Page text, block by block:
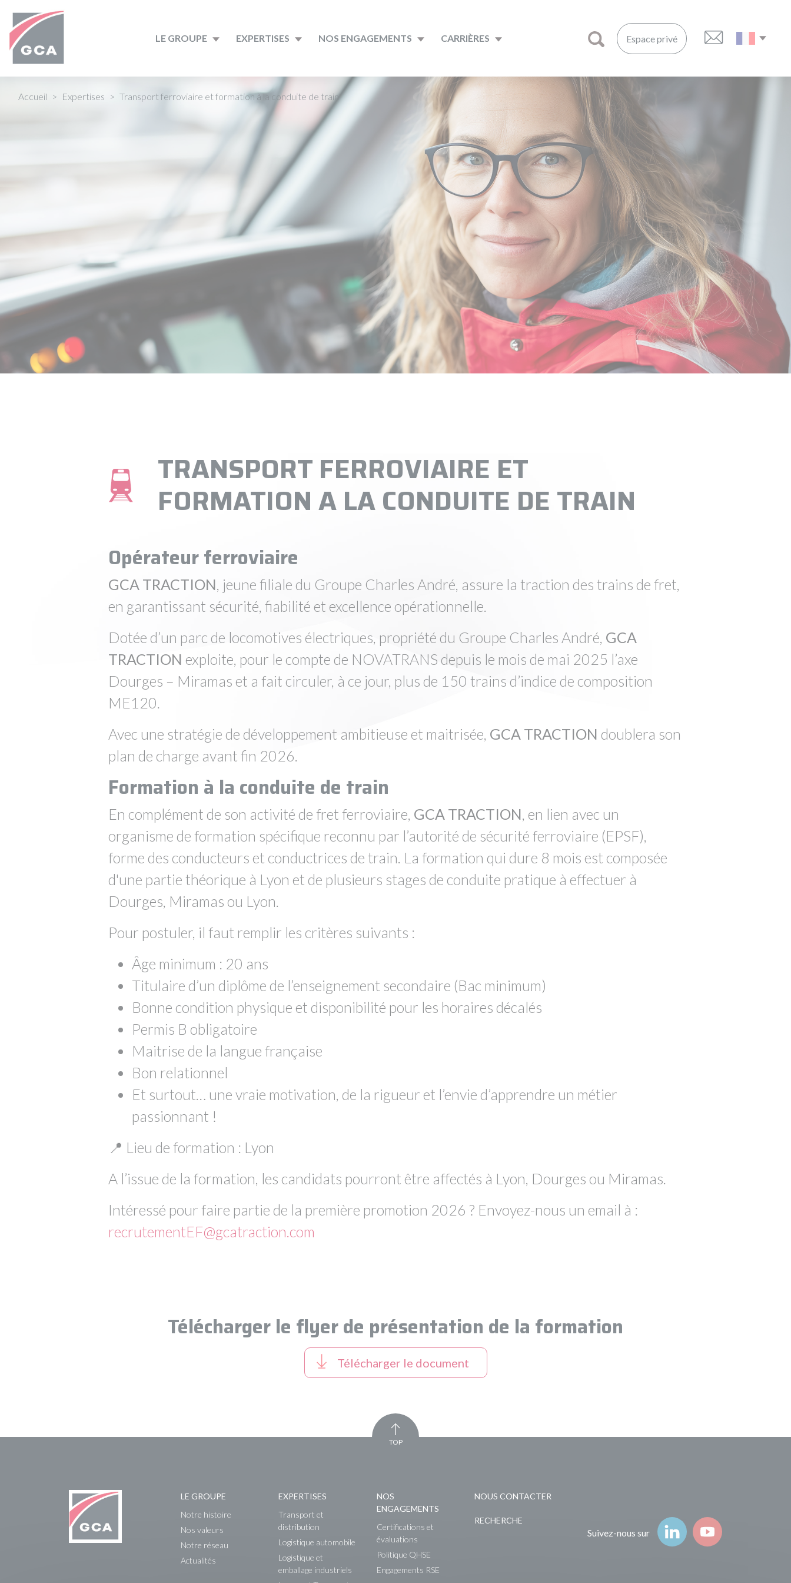
LE GROUPE EXPERTISES NOS ENGAGEMENTS CARRIÈRES Espace privé
Accueil Expertises Transport ferroviaire et formation à la conduite de train
TRANSPORT FERROVIAIRE ET
FORMATION A LA CONDUITE DE TRAIN
Opérateur ferroviaire
GCA TRACTION, jeune filiale du Groupe Charles André, assure la traction des trains de fret,
en garantissant sécurité, fiabilité et excellence opérationnelle.
Dotée d’un parc de locomotives électriques, propriété du Groupe Charles André, GCA
TRACTION exploite, pour le compte de NOVATRANS depuis le mois de mai 2025 l’axe
Dourges – Miramas et a fait circuler, à ce jour, plus de 150 trains d’indice de composition
ME120.
Avec une stratégie de développement ambitieuse et maitrisée, GCA TRACTION doublera son
plan de charge avant fin 2026.
Formation à la conduite de train
En complément de son activité de fret ferroviaire, GCA TRACTION, en lien avec un
organisme de formation spécifique reconnu par l’autorité de sécurité ferroviaire (EPSF),
forme des conducteurs et conductrices de train. La formation qui dure 8 mois est composée
d'une partie théorique à Lyon et de plusieurs stages de conduite pratique à effectuer à
Dourges, Miramas ou Lyon.
Pour postuler, il faut remplir les critères suivants :
Âge minimum : 20 ans
Titulaire d’un diplôme de l’enseignement secondaire (Bac minimum)
Bonne condition physique et disponibilité pour les horaires décalés
Permis B obligatoire
Maitrise de la langue française
Bon relationnel
Et surtout… une vraie motivation, de la rigueur et l’envie d’apprendre un métier
passionnant !
📍 Lieu de formation : Lyon
A l’issue de la formation, les candidats pourront être affectés à Lyon, Dourges ou Miramas.
Intéressé pour faire partie de la première promotion 2026 ? Envoyez-nous un email à :
recrutementEF@gcatraction.com
Télécharger le flyer de présentation de la formation
Télécharger le document
TOP
LE GROUPE
Notre histoire
Nos valeurs
Notre réseau
Actualités
EXPERTISES
Transport et
distribution
Logistique automobile
Logistique et
emballage industriels
NOS
ENGAGEMENTS
Certifications et
évaluations
Politique QHSE
Engagements RSE
NOUS CONTACTER
RECHERCHE
Suivez-nous sur